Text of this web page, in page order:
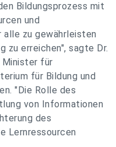
Bildungsprozess mit
und
zu gewährleisten
zu erreichen", sagte Dr.
Minister für
für Bildung und
"Die Rolle des
von Informationen
des
Lernressourcen